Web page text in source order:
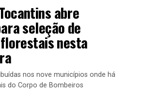
abre
seleção de
nesta
nos nove municípios onde há
do Corpo de Bombeiros